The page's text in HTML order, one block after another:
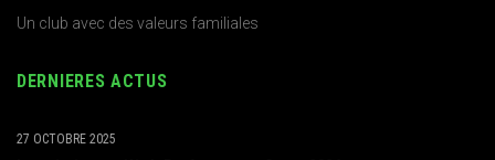
Un club avec des valeurs familiales
DERNIERES ACTUS
27 OCTOBRE 2025